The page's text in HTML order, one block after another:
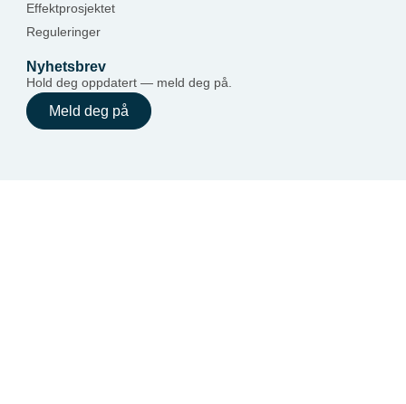
Effektprosjektet
Reguleringer
Nyhetsbrev
Hold deg oppdatert — meld deg på.
Meld deg på